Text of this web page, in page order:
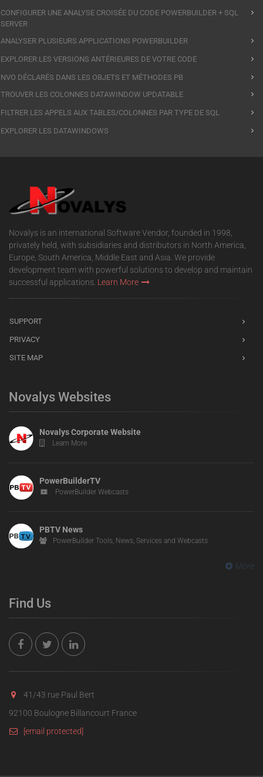
CONFIGURER UNE ANALYSE CROISÉE DU CODE POWERBUILDER + SQL
SERVER
ANALYSER PLUSIEURS APPLICATIONS POWERBUILDER
EXPLORER LES VERSIONS ANTÉRIEURES DE VOTRE CODE
NVO DÉCLARÉS DANS LES OBJETS ET MÉTHODES PB
TROUVER LES COLONNES DATAWINDOW UPDATABLE
FILTRER LES APPELS AUX TABLES/COLONNES PAR TYPE DE SQL
EXPLORER LES DATAWINDOWS
Novalys is an international Software Vendor, founded in 1998,
privately held, with subsidiaries and distributors in North America,
Europe, South America, Middle East and Asia. We provide
development team with powerful solutions to develop and maintain
successful applications. Learn More
SUPPORT
PRIVACY
SITE MAP
Novalys Websites
Novalys Corporate Website
Learn More
PowerBuilderTV
PowerBuilder Webcasts
PBTV News
PowerBuilder Tools, News, Services and Webcasts
More
Find Us
41/43 rue Paul Bert
92100 Boulogne Billancourt France
[email protected]